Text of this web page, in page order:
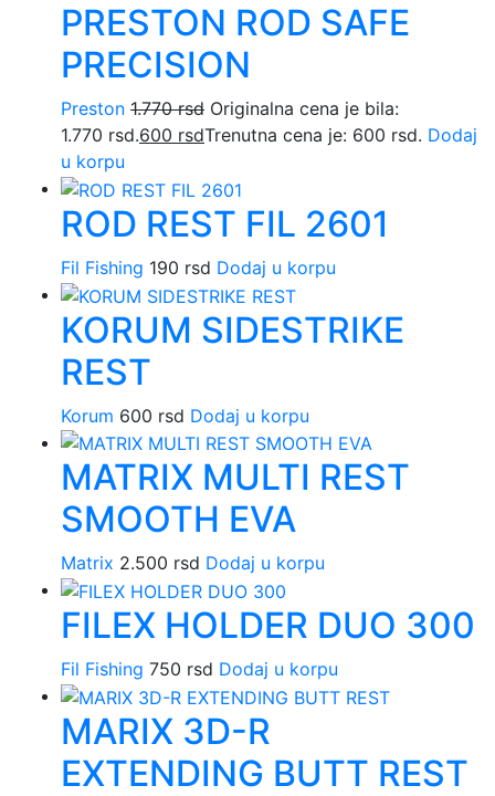
PRESTON ROD SAFE
PRECISION
Preston 1.770rsd Originalna cena je bila:
1.770 rsd.600 rsdTrenutna cena je: 600 rsd. Dodaj
u korpu
ROD REST FIL 2601
Fil Fishing 190 rsd Dodaj u korpu
KORUM SIDESTRIKE
REST
Korum 600 rsd Dodaj u korpu
MATRIX MULTI REST
SMOOTH EVA
Matrix 2.500 rsd Dodaj u korpu
FILEX HOLDER DUO 300
Fil Fishing 750 rsd Dodaj u korpu
MARIX 3D-R
EXTENDING BUTT REST